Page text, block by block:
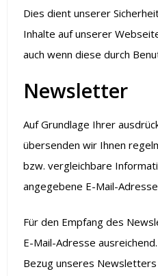
Dies dient unserer
Inhalte auf unserer
auch wenn diese durch
Newsletter
Auf Grundlage Ihrer
übersenden wir Ihnen
bzw. vergleichbare
angegebene E-Mail-
Für den Empfang des
E-Mail-Adresse
Bezug unseres